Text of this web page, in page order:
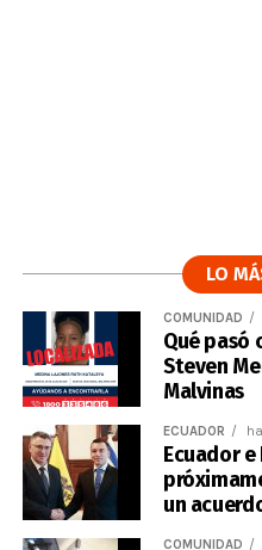
LO
COMUNIDAD
Qué pasó
Steven
Malvinas
ECUADOR
Ecuador
un
COMUNIDAD